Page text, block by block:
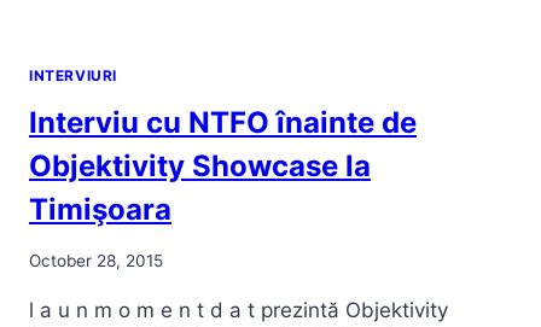
INTERVIURI
Interviu cu NTFO înainte de
Objektivity Showcase la
Timişoara
October 28, 2015
l a u n m o m e n t d a t prezintă Objektivity